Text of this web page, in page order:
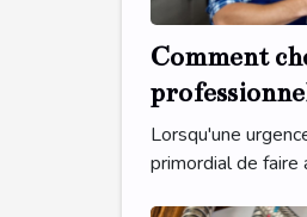
Comment
sanitaires ?
Lorsqu'une
primordial de faire